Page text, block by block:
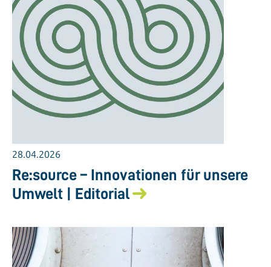
28.04.2026
Re:source – Innovationen für unsere
Umwelt | Editorial